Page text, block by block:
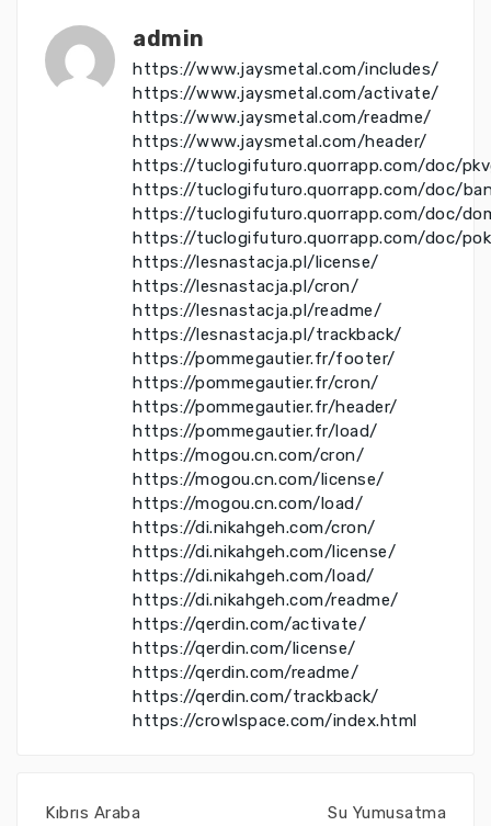
admin
https://www.jaysmetal.com/includes/
https://www.jaysmetal.com/activate/
https://www.jaysmetal.com/readme/
https://www.jaysmetal.com/header/
https://tuclogifuturo.quorrapp.com/doc/
https://tuclogifuturo.quorrapp.com/doc/
https://tuclogifuturo.quorrapp.com/doc/
https://tuclogifuturo.quorrapp.com/doc/
https://lesnastacja.pl/license/
https://lesnastacja.pl/cron/
https://lesnastacja.pl/readme/
https://lesnastacja.pl/trackback/
https://pommegautier.fr/footer/
https://pommegautier.fr/cron/
https://pommegautier.fr/header/
https://pommegautier.fr/load/
https://mogou.cn.com/cron/
https://mogou.cn.com/license/
https://mogou.cn.com/load/
https://di.nikahgeh.com/cron/
https://di.nikahgeh.com/license/
https://di.nikahgeh.com/load/
https://di.nikahgeh.com/readme/
https://qerdin.com/activate/
https://qerdin.com/license/
https://qerdin.com/readme/
https://qerdin.com/trackback/
https://crowlspace.com/index.html
Kıbrıs Araba
Su Yumusatma